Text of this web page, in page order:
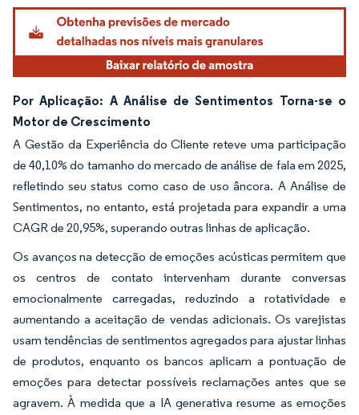
Por Aplicação: A Análise de Sentimentos Torna-se o
Motor de Crescimento
A Gestão da Experiência do Cliente reteve uma participação
de 40,10% do tamanho do mercado de análise de fala em 2025,
refletindo seu status como caso de uso âncora. A Análise de
Sentimentos, no entanto, está projetada para expandir a uma
CAGR de 20,95%, superando outras linhas de aplicação.
Os avanços na detecção de emoções acústicas permitem que
os centros de contato intervenham durante conversas
emocionalmente carregadas, reduzindo a rotatividade e
aumentando a aceitação de vendas adicionais. Os varejistas
usam tendências de sentimentos agregados para ajustar linhas
de produtos, enquanto os bancos aplicam a pontuação de
emoções para detectar possíveis reclamações antes que se
agravem. À medida que a IA generativa resume as emoções